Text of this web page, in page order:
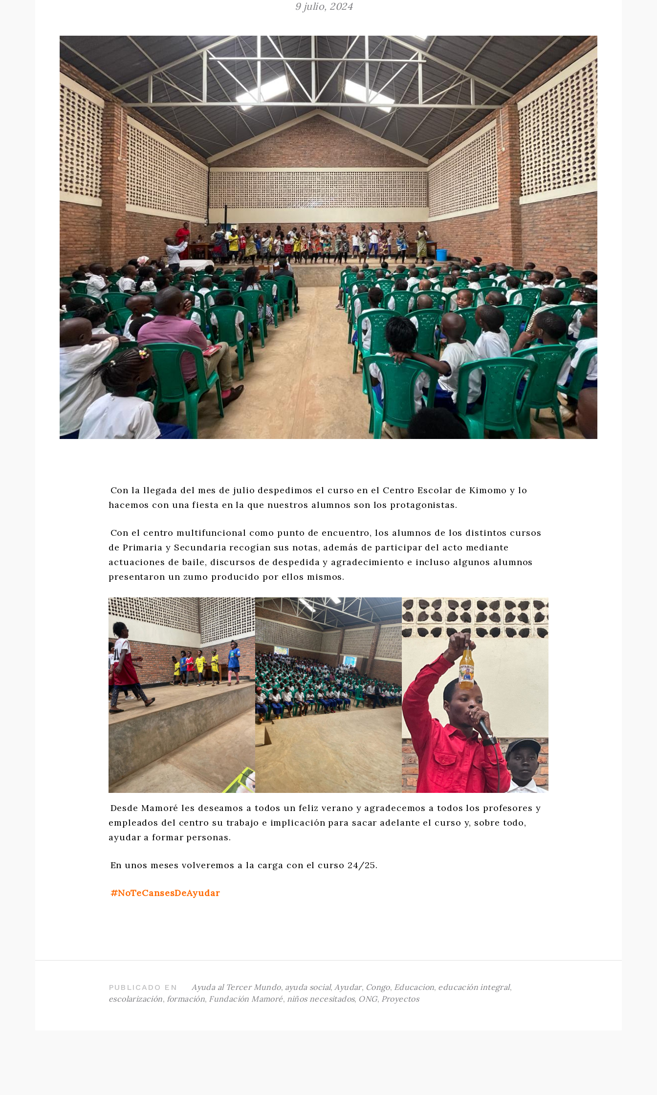
9 julio, 2024
Con la llegada del mes de julio despedimos el curso en el Centro Escolar de Kimomo y lo
hacemos con una fiesta en la que nuestros alumnos son los protagonistas.
Con el centro multifuncional como punto de encuentro, los alumnos de los distintos cursos
de Primaria y Secundaria recogían sus notas, además de participar del acto mediante
actuaciones de baile, discursos de despedida y agradecimiento e incluso algunos alumnos
presentaron un zumo producido por ellos mismos.
Desde Mamoré les deseamos a todos un feliz verano y agradecemos a todos los profesores y
empleados del centro su trabajo e implicación para sacar adelante el curso y, sobre todo,
ayudar a formar personas.
En unos meses volveremos a la carga con el curso 24/25.
#NoTeCansesDeAyudar
PUBLICADO EN Ayuda al Tercer Mundo, ayuda social,Ayudar, Congo, Educacion, educación integral,
escolarización, formación, Fundación Mamoré, niños necesitados, ONG, Proyectos